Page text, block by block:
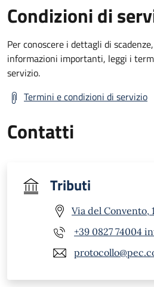
Condizioni di
Per conoscere i dettagli di
informazioni importanti, leggi i
servizio.
Termini e condizioni di servizio
Contatti
Tributi
Via del Convento,
+39 0827 74004